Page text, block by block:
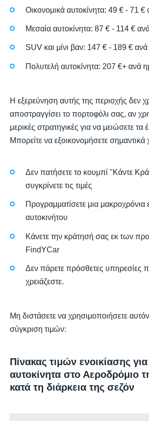
Οικονομικά αυτοκίνητα: 49 € - 71 €
Μεσαία αυτοκίνητα: 87 € - 114 €
SUV και μίνι βαν: 147 € - 189 €
Πολυτελή αυτοκίνητα: 207 €+ ανά
Η εξερεύνηση αυτής της περιοχής δεν
αποστραγγίσει το πορτοφόλι σας, αν
μερικές στρατηγικές για να μειώσετε τα
Μπορείτε να εξοικονομήσετε σημαντικά
Δεν πατήσετε το κουμπί "Κάντε
συγκρίνετε τις τιμές
Προγραμματίσετε μια μακροχρόνια
αυτοκινήτου
Κάνετε την κράτησή σας εκ των
FindYCar
Δεν πάρετε πρόσθετες υπηρεσίες
χρειάζεστε.
Μη διστάσετε να χρησιμοποιήσετε
σύγκριση τιμών:
Πίνακας τιμών ενοικίασης
αυτοκίνητα στο Αεροδρόμιο
κατά τη διάρκεια της σεζόν